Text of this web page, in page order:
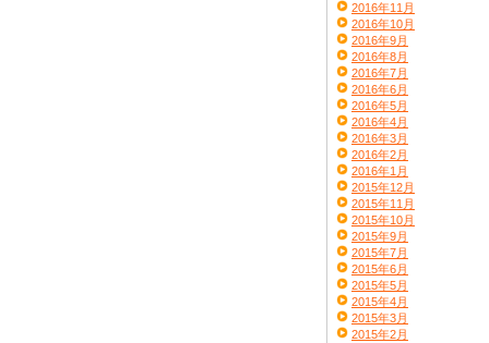
2016年11月
2016年10月
2016年9月
2016年8月
2016年7月
2016年6月
2016年5月
2016年4月
2016年3月
2016年2月
2016年1月
2015年12月
2015年11月
2015年10月
2015年9月
2015年7月
2015年6月
2015年5月
2015年4月
2015年3月
2015年2月